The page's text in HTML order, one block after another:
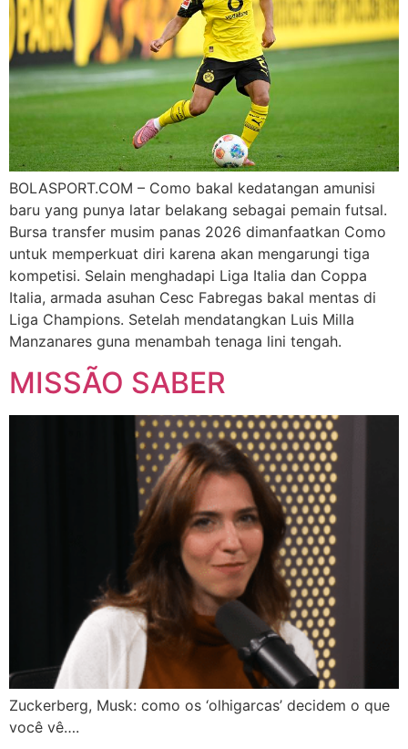
BOLASPORT.COM – Como bakal kedatangan amunisi
baru yang punya latar belakang sebagai pemain futsal.
Bursa transfer musim panas 2026 dimanfaatkan Como
untuk memperkuat diri karena akan mengarungi tiga
kompetisi. Selain menghadapi Liga Italia dan Coppa
Italia, armada asuhan Cesc Fabregas bakal mentas di
Liga Champions. Setelah mendatangkan Luis Milla
Manzanares guna menambah tenaga lini tengah.
MISSÃO SABER
Zuckerberg, Musk: como os ‘olhigarcas’ decidem o que
você vê….